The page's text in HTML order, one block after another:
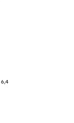
6,4